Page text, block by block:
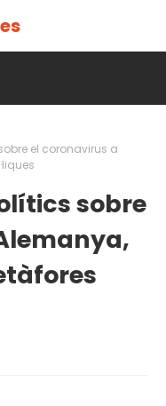
el coronavirus a
sobre